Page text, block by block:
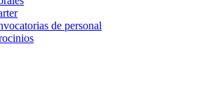
de personal